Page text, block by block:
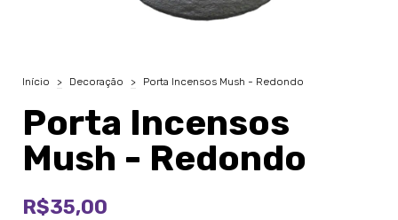
Início > Decoração > Porta Incensos Mush - Redondo
Porta Incensos
Mush - Redondo
R$35,00